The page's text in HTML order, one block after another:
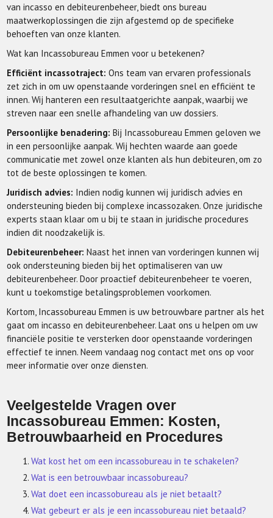
van incasso en debiteurenbeheer, biedt ons bureau
maatwerkoplossingen die zijn afgestemd op de specifieke
behoeften van onze klanten.
Wat kan Incassobureau Emmen voor u betekenen?
Efficiënt incassotraject: Ons team van ervaren professionals
zet zich in om uw openstaande vorderingen snel en efficiënt te
innen. Wij hanteren een resultaatgerichte aanpak, waarbij we
streven naar een snelle afhandeling van uw dossiers.
Persoonlijke benadering: Bij Incassobureau Emmen geloven we
in een persoonlijke aanpak. Wij hechten waarde aan goede
communicatie met zowel onze klanten als hun debiteuren, om zo
tot de beste oplossingen te komen.
Juridisch advies: Indien nodig kunnen wij juridisch advies en
ondersteuning bieden bij complexe incassozaken. Onze juridische
experts staan klaar om u bij te staan in juridische procedures
indien dit noodzakelijk is.
Debiteurenbeheer: Naast het innen van vorderingen kunnen wij
ook ondersteuning bieden bij het optimaliseren van uw
debiteurenbeheer. Door proactief debiteurenbeheer te voeren,
kunt u toekomstige betalingsproblemen voorkomen.
Kortom, Incassobureau Emmen is uw betrouwbare partner als het
gaat om incasso en debiteurenbeheer. Laat ons u helpen om uw
financiële positie te versterken door openstaande vorderingen
effectief te innen. Neem vandaag nog contact met ons op voor
meer informatie over onze diensten.
Veelgestelde Vragen over
Incassobureau Emmen: Kosten,
Betrouwbaarheid en Procedures
Wat kost het om een incassobureau in te schakelen?
Wat is een betrouwbaar incassobureau?
Wat doet een incassobureau als je niet betaalt?
Wat gebeurt er als je een incassobureau niet betaald?